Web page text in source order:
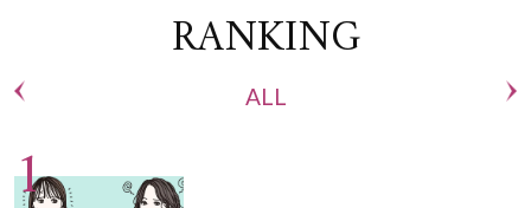
RANKING
ALL